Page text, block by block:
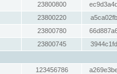
23800800
23800220
23800780
23800745
123456786